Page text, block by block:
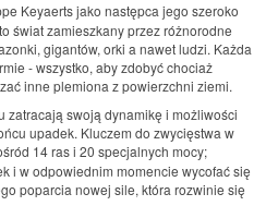
Keyaerts jako następca jego szeroko
świat zamieszkany przez różnorodne
gigantów, orki a nawet ludzi. Każda
- wszystko, aby zdobyć chociaż
inne plemiona z powierzchni ziemi.
zatracają swoją dynamikę i możliwości
upadek. Kluczem do zwycięstwa w
14 ras i 20 specjalnych mocy;
i w odpowiednim momencie wycofać się
poparcia nowej sile, która rozwinie się